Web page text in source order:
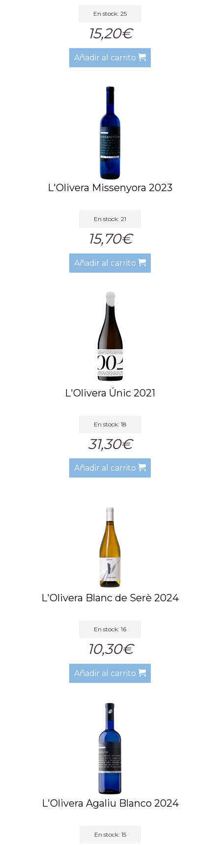
En stock: 25
15,20€
Añadir al carrito
L'Olivera Missenyora 2023
En stock: 21
15,70€
Añadir al carrito
L'Olivera Únic 2021
En stock: 18
31,30€
Añadir al carrito
L'Olivera Blanc de Serè 2024
En stock: 16
10,30€
Añadir al carrito
L'Olivera Agaliu Blanco 2024
En stock: 15